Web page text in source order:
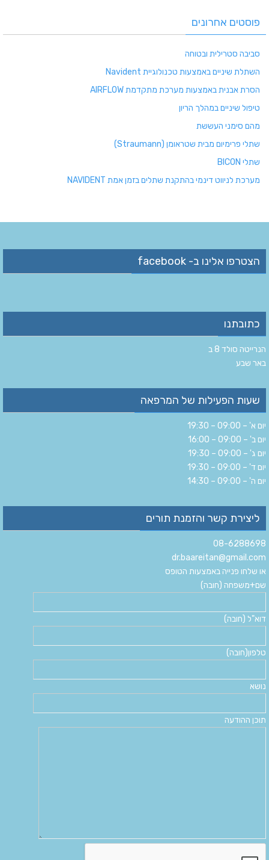
פוסטים אחרונים
סביבה סטרילית ובטוחה
השתלת שיניים באמצעות טכנולוגיית Navident
הסרת אבנית באמצעות מערכת מתקדמת AIRFLOW
טיפול שיניים במהלך הריון
מהם סימני העששת
שתלי פרימיום מבית שטראומן (Straumann)
שתלי BICON
מערכת לניווט דינמי בהתקנת שתלים בזמן אמת NAVIDENT
הצטרפו אלינו ב- facebook
כתובתנו
הנרייטה סולד 8 ב‏
‏באר שבע‏
שעות הפעילות של המרפאה
יום א' – 09:00 – 19:30
יום ב' – 09:00 – 16:00
יום ג' – 09:00 – 19:30
יום ד' – 09:00 – 19:30
יום ה' – 09:00 – 14:30
ליצירת קשר והזמנת תורים
08-6288698
dr.baareitan@gmail.com
או שלחו פנייה באמצעות הטופס
שם+משפחה (חובה)
דוא"ל (חובה)
טלפון(חובה)
נושא
תוכן ההודעה